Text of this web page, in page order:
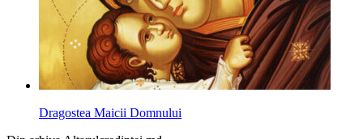
Dragostea Maicii Domnului